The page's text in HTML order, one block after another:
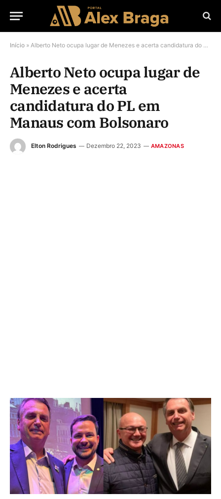
Início » Alberto Neto ocupa lugar de Menezes e acerta candidatura do PL em Manaus com Bolsonaro
Alberto Neto ocupa lugar de
Menezes e acerta
candidatura do PL em
Manaus com Bolsonaro
Elton Rodrigues Dezembro 22, 2023 AMAZONAS